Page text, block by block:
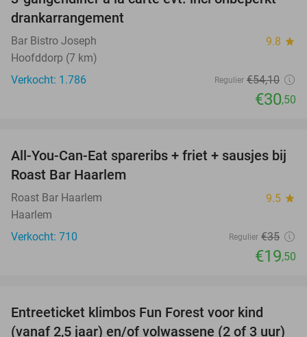
drankarrangement
Bar Bistro Joseph 9.8 star
Hoofddorp (7 km)
Verkocht: 1.786
Regulier €54,10
€30,50
44%
All-You-Can-Eat spareribs + friet + sausjes bij
Roast Bar Haarlem
Roast Bar Haarlem 9.5 star
Haarlem
Verkocht: 710
Regulier €35
€19,50
Entreeticket klimbos Fun Forest voor kind
(vanaf 2,5 jaar) en/of volwassene (2 of 3 uur)